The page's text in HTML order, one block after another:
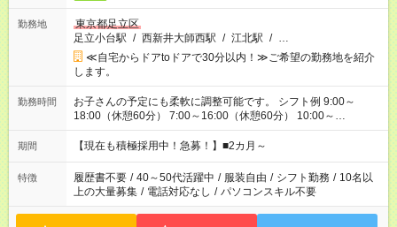
勤務地
東京都足立区
足立小台駅 / 西新井大師西駅 / 江北駅 / …
≪自宅からドアtoドアで30分以内！≫ご希望の勤務地を紹介
します。
勤務時間
お子さんの予定にも柔軟に調整可能です。 シフト例 9:00～
18:00（休憩60分） 7:00～16:00（休憩60分） 10:00～
19:00（休憩60分） ※Wワーク希望の方へ 今ご覧のお仕事で希
望する勤務時間と、もう1つのお仕事の勤務時間の合計が 週40
期間 【現在も積極採用中！急募！】■2カ月～
特徴 履歴書不要 / 40～50代活躍中 / 服装自由 / シフト勤務 / 10名以
上の大量募集 / 電話対応なし / パソコンスキル不要